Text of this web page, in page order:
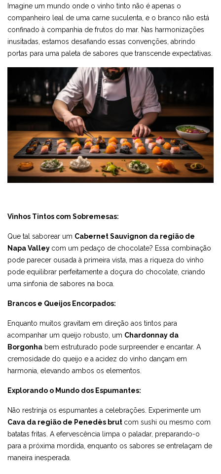
Imagine um mundo onde o vinho tinto não é apenas o
companheiro leal de uma carne suculenta, e o branco não está
confinado à companhia de frutos do mar. Nas harmonizações
inusitadas, estamos desafiando essas convenções, abrindo
portas para uma paleta de sabores que transcende expectativas.
Vinhos Tintos com Sobremesas:
Que tal saborear um Cabernet Sauvignon da região de
Napa Valley com um pedaço de chocolate? Essa combinação
pode parecer ousada à primeira vista, mas a riqueza do vinho
pode equilibrar perfeitamente a doçura do chocolate, criando
uma sinfonia de sabores na boca.
Brancos e Queijos Encorpados:
Enquanto muitos gravitam em direção aos tintos para
acompanhar um queijo robusto, um Chardonnay da
Borgonha bem estruturado pode surpreender e encantar. A
cremosidade do queijo e a acidez do vinho dançam em
harmonia, elevando ambos os elementos.
Explorando o Mundo dos Espumantes:
Não restrinja os espumantes a celebrações. Experimente um
Cava da região de Penedès brut com sushi ou mesmo com
batatas fritas. A efervescência limpa o paladar, preparando-o
para a próxima mordida, enquanto os sabores se entrelaçam de
maneira inesperada.